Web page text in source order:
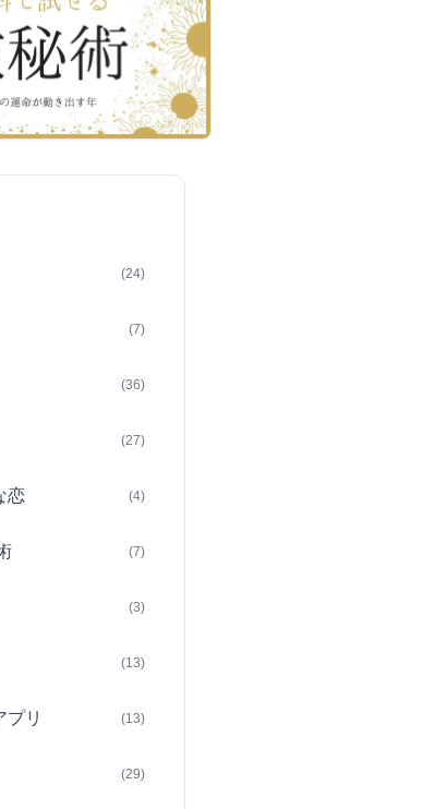
(24)
(7)
(36)
(27)
恋 (4)
(7)
(3)
(13)
プリ (13)
(29)